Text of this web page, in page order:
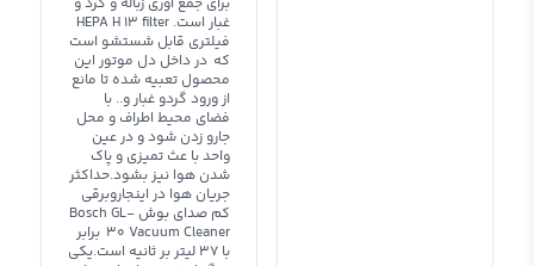
غبار است. HEPA H 13 filter
فیلتری قابل شستشو است
که در داخل دل موتور این
محصول تعبیه شده تا مانع
از ورود گردو غبار و.. با
فضای محیط اطراف و محل
جارو زدن شود و در عین
واحد با عث تمیزی و پاک
شدن هوا نیز بشود.حداکثر
جریان هوا در اینجاروبرقی
کم صدای بوش Bosch GL-
30 Vacuum Cleaner برابر
با 37 لیتر بر ثانیه است.یکی